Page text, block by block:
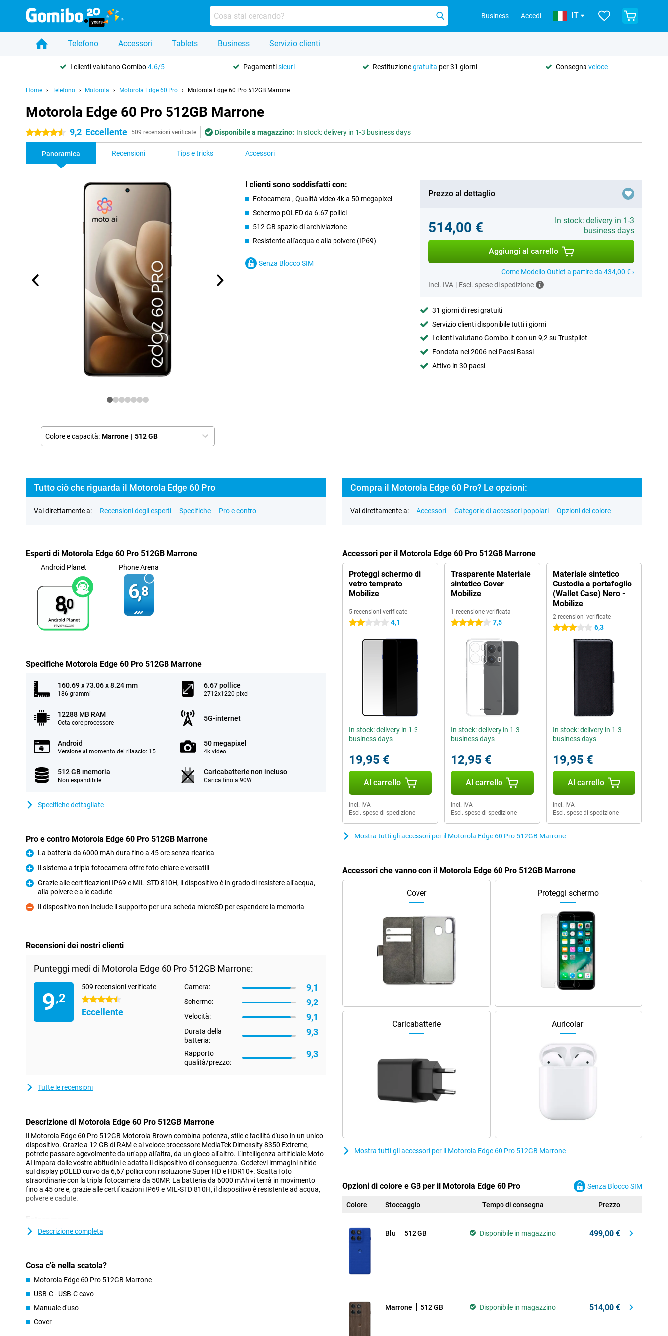
Business Accedi IT
Telefono Accessori Tablets Business Servizio clienti
I clienti valutano Gomibo4.6/5 Pagamentisicuri Restituzionegratuita per 31 giorni Consegnaveloce
Home Telefono Motorola Motorola Edge 60 Pro Motorola Edge 60 Pro 512GB Marrone
Motorola Edge 60 Pro 512GB Marrone
4.5 stelle 9,2 Eccellente 509 recensioni verificate Disponibile a magazzino: In stock: delivery in 1-3 business days
Panoramica Recensioni Tips e tricks Accessori
Colore e capacità: Marrone | 512 GB
I clienti sono soddisfatti con:
Fotocamera , Qualità video 4k a 50 megapixel
Schermo pOLED da 6.67 pollici
512 GB spazio di archiviazione
Resistente all'acqua e alla polvere (IP69)
Senza Blocco SIM
Prezzo al dettaglio
514,00 €
In stock: delivery in 1-3
business days
Aggiungi al carrello
Come Modello Outlet a partire da 434,00 € ›
Incl. IVA | Escl. spese di spedizione
31 giorni di resi gratuiti
Servizio clienti disponibile tutti i giorni
I clienti valutano Gomibo.it con un 9,2 su Trustpilot
Fondata nel 2006 nei Paesi Bassi
Attivo in 30 paesi
Tutto ciò che riguarda il Motorola Edge 60 Pro
Vai direttamente a: Recensioni degli esperti Specifiche Pro e contro
Esperti di Motorola Edge 60 Pro 512GB Marrone
Android Planet
8,0
Phone Arena
6,8
Specifiche Motorola Edge 60 Pro 512GB Marrone
160.69 x 73.06 x 8.24 mm
186 grammi
6.67 pollice
2712x1220 pixel
12288 MB RAM
Octa-core processore
5G-internet
Android
Versione al momento del rilascio: 15
50 megapixel
4k video
512 GB memoria
Non espandibile
Caricabatterie non incluso
Carica fino a 90W
Specifiche dettagliate
Pro e contro Motorola Edge 60 Pro 512GB Marrone
Pro
La batteria da 6000 mAh dura fino a 45 ore senza ricarica
Pro
Il sistema a tripla fotocamera offre foto chiare e versatili
Grazie alle certificazioni IP69 e MIL-STD 810H, il dispositivo è in grado di resistere all'acqua,
alla polvere e alle cadute
Contro
Il dispositivo non include il supporto per una scheda microSD per espandere la memoria
Recensioni dei nostri clienti
Punteggi medi di Motorola Edge 60 Pro 512GB Marrone:
9,2
509 recensioni verificate
4.5 stelle
Eccellente
Camera: 9,1
Schermo: 9,2
Velocità: 9,1
Durata della
batteria:
9,3
Rapporto
qualità/prezzo:
9,3
Tutte le recensioni
Descrizione di Motorola Edge 60 Pro 512GB Marrone
Il Motorola Edge 60 Pro 512GB Motorola Brown combina potenza, stile e facilità d'uso in un unico
dispositivo. Grazie a 12 GB di RAM e al veloce processore MediaTek Dimensity 8350 Extreme,
potrete passare agevolmente da un'app all'altra, da un gioco all'altro. L'intelligenza artificiale Moto
AI impara dalle vostre abitudini e adatta il dispositivo di conseguenza. Godetevi immagini nitide
sul display pOLED curvo da 6,67 pollici con risoluzione Super HD e HDR10+. Scatta foto
straordinarie con la tripla fotocamera da 50MP. La batteria da 6000 mAh vi terrà in movimento
fino a 45 ore e, grazie alle certificazioni IP69 e MIL-STD 810H, il dispositivo è resistente ad acqua,
polvere e cadute.
Il sistema a tre fotocamere sul retro del Motorola Edge 60 Pro consente di ottenere uno scatto
cattura paesaggi e foto di gruppo a tutto campo con un angolo di visione di 120°. Volete catturare
i dettagli più piccoli, come fiori o texture? Utilizzate l'obiettivo macro integrato. Per i ritratti e i
soggetti lontani, c'è il teleobiettivo da 10MP con zoom ottico 3x e Super Zoom 50x, ideale per primi
piani nitidi da lontano.
La fotocamera frontale per selfie da 50MP assicura che anche voi appariate sempre splendenti
nel processo. Il sistema di fotocamera include anche funzioni intelligenti come Ultra HDR, modalità
Descrizione completa
Cosa c'è nella scatola?
Motorola Edge 60 Pro 512GB Marrone
USB-C - USB-C cavo
Manuale d'uso
Cover
Compra il Motorola Edge 60 Pro? Le opzioni:
Vai direttamente a: Accessori Categorie di accessori popolari Opzioni del colore
Accessori per il Motorola Edge 60 Pro 512GB Marrone
Proteggi schermo di
vetro temprato -
Mobilize
5 recensioni verificate
2 stelle 4,1
In stock: delivery in 1-3
business days
19,95 €
Al carrello
Incl. IVA
Escl. spese di spedizione
Trasparente Materiale
sintetico Cover -
Mobilize
1 recensione verificata
4 stelle 7,5
In stock: delivery in 1-3
business days
12,95 €
Al carrello
Incl. IVA|
Escl. spese di spedizione
Materiale sintetico
Custodia a portafoglio
(Wallet Case) Nero -
Mobilize
2 recensioni verificate
3 stelle 6,3
In stock: delivery in 1-3
business days
19,95 €
Al carrello
Incl. IVA|
Escl. spese di spedizione
Mostra tutti gli accessori per il Motorola Edge 60 Pro 512GB Marrone
Accessori che vanno con il Motorola Edge 60 Pro 512GB Marrone
Cover Proteggi schermo
Caricabatterie Auricolari
Mostra tutti gli accessori per il Motorola Edge 60 Pro 512GB Marrone
Opzioni di colore e GB per il Motorola Edge 60 Pro Senza Blocco SIM
Colore Stoccaggio Tempo di consegna Prezzo
Blu 512 GB Disponibile in magazzino 499,00 €
Marrone 512 GB Disponibile in magazzino 514,00 €